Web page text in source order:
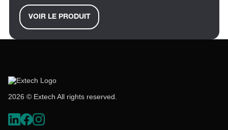
VOIR LE PRODUIT
2026 © Extech All rights reserved.